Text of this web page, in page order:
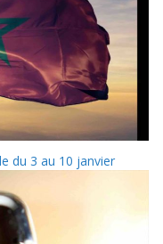
du 3 au 10 janvier